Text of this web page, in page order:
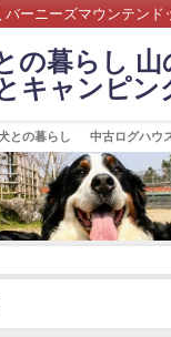
ーニーズマウンテンド
の暮らし 山
キャンピン
との暮らし 中古ログハウ